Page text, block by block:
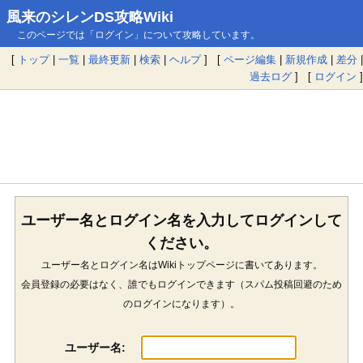
風来のシレンDS攻略Wiki
このページでは「ログイン」について攻略しています。
[ トップ| 一覧 | 最終更新 | 検索 | ヘルプ] [ ページ編集 | 新規作成 | 差分 |
過去ログ ] [ ログイン ]
ユーザー名とログイン名を入力してログインして
ください。
ユーザー名とログイン名はWikiトップページに書いてあります。
会員登録の必要はなく、誰でもログインできます（スパム投稿回避のため
のログインになります）。
ユーザー名: